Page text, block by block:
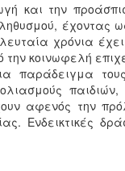
και την
έχοντας
χρόνια
την κοινωφελή
παράδειγμα
παιδιών,
αφενός την
Ενδεικτικές